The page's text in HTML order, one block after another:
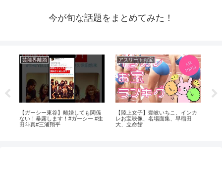
今が旬な話題をまとめてみた！
芸能界離婚
【ガーシー東谷】離婚しても関係
ない！暴露します！#ガーシー #生
田斗真#三浦翔平
アスリートお宝
【陸上女子】壹岐いちこ、インカ
レお宝映像、名場面集、早稲田
大、立命館